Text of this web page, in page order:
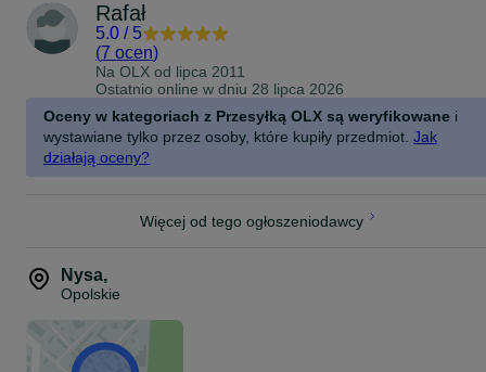
Rafał
5.0 / 5
(7 ocen)
Na OLX od lipca 2011
Ostatnio online w dniu 28 lipca 2026
Oceny w kategoriach z Przesyłką OLX są weryfikowane i
wystawiane tylko przez osoby, które kupiły przedmiot. Jak
działają oceny?
Więcej od tego ogłoszeniodawcy
Nysa,
Opolskie